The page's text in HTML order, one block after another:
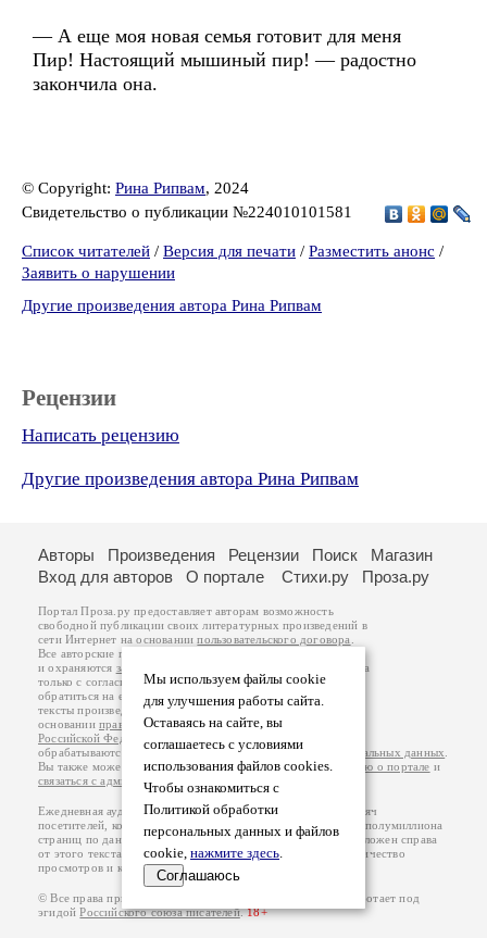
— А еще моя новая семья готовит для меня
Пир! Настоящий мышиный пир! — радостно
закончила она.
© Copyright: Рина Рипвам, 2024
Свидетельство о публикации №224010101581
Список читателей / Версия для печати / Разместить анонс /
Заявить о нарушении
Другие произведения автора Рина Рипвам
Рецензии
Написать рецензию
Другие произведения автора Рина Рипвам
Мы используем файлы cookie
для улучшения работы сайта.
Оставаясь на сайте, вы
соглашаетесь с условиями
использования файлов cookies.
Чтобы ознакомиться с
Политикой обработки
персональных данных и файлов
cookie, нажмите здесь.
Соглашаюсь
Авторы Произведения Рецензии Поиск
Магазин
Вход для авторов
О портале Стихи.ру Проза.ру
Портал Проза.ру предоставляет авторам возможность
свободной публикации своих литературных произведений в
сети Интернет на основаниипользовательского договора
Все авторские права на произведения принадлежат авторам
и охраняются законом
. Перепечатка произведений возможна
только с согласия его автора, к которому вы можете
обратиться на его авторской странице. Ответственность за
тексты произведений авторы несут самостоятельно на
основанииправил публикацииизаконодательства
Российской Федерации
обрабатываются на основанииПолитики обработки персональных данных
Вы также можете посмотреть более подробнуюинформацию о портале и
связаться с администрацией
Ежедневная аудитория портала Проза.ру – порядка 100 тысяч
посетителей, которые в общей сумме просматривают более полумиллиона
страниц по данным счетчика посещаемости, который расположен справа
от этого текста. В каждой графе указано по две цифры: количество
просмотров и количество посетителей.
© Все права принадлежат авторам, 2000-2026. Портал работает под
эгидойРоссийского союза писателей.18+